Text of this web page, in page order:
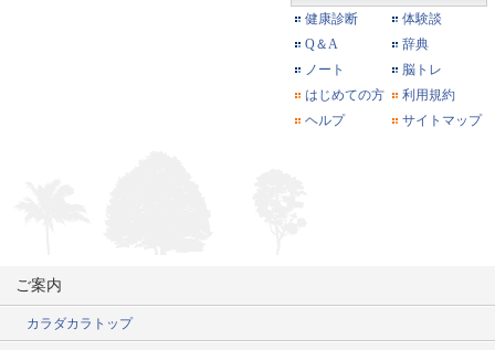
健康診断
体験談
Q＆A
辞典
ノート
脳トレ
はじめての方
利用規約
ヘルプ
サイトマップ
ご案内
カラダカラトップ